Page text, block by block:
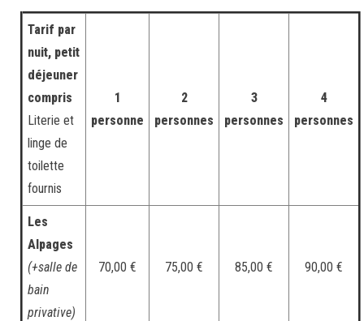
Tarif par
nuit, petit
déjeuner
compris
Literie et
linge de
toilette
fournis
1
personne
2
personnes
3
personnes
4
personnes
Les
Alpages
(+salle de
bain
privative)
70,00 € 75,00 € 85,00 € 90,00 €